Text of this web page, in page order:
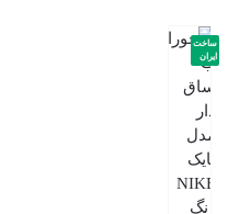
ساخت
ایران